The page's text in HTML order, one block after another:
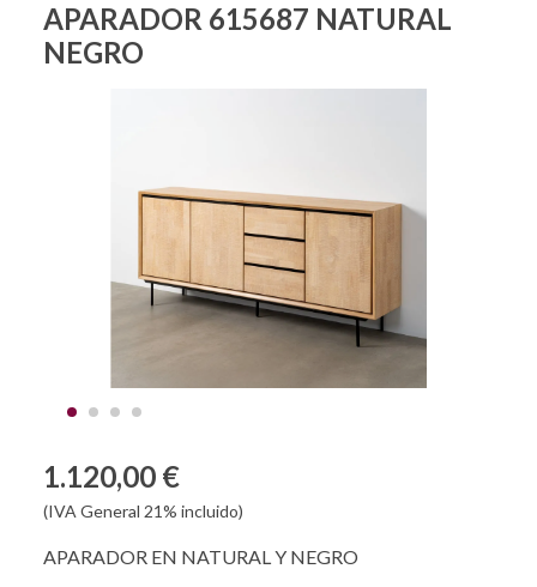
APARADOR 615687 NATURAL
NEGRO
1.120,00 €
(IVA General 21% incluido)
APARADOR EN NATURAL Y NEGRO